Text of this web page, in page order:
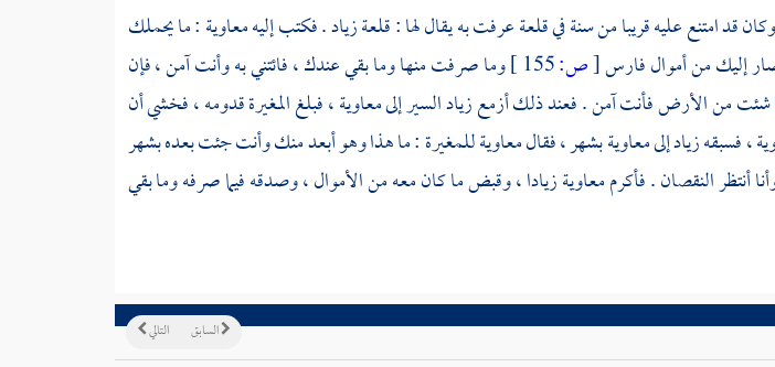
قد امتنع عليه قريبا من سنة في قلعة عرفت به يقال لها :قلعة زياد. فكتب إليهمعاوية: ما يحملك
إليك من أموالفارس[ص:
وما صرفت منها وما بقي عندك ، فائتني به وأنت آمن ، فإن
شئت من الأرض فأنت آمن . فعند ذلك أزمعزيادالسير إلىمعاوية، فبلغالمغيرةقدومه ، فخشي أن
، فسبقهزيادإلىمعاويةبشهر ، فقالمعاويةللمغيرة: ما هذا وهو أبعد منك وأنت جئت بعده بشهر
أنتظر النقصان . فأكرممعاويةزيادا، وقبض ما كان معه من الأموال ، وصدقه فيما صرفه وما بقي
التالي السابق